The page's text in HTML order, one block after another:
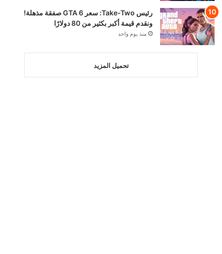
رئيس Take-Two: سعر GTA 6 صفقة مذهلة!
ونقدم قيمة أكبر بكثير من 80 دولارًا
منذ يوم واحد
تحميل المزيد